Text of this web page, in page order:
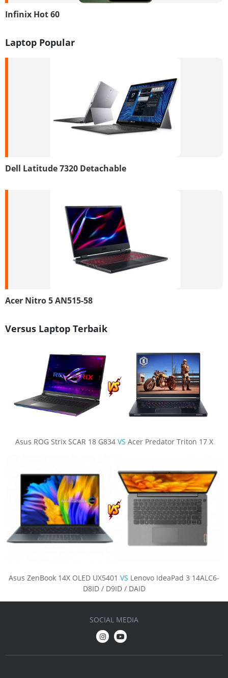
Infinix Hot 60
Laptop Popular
Dell Latitude 7320 Detachable
Acer Nitro 5 AN515-58
Versus Laptop Terbaik
Asus ROG Strix SCAR 18 G834 VS Acer Predator Triton 17 X
Asus ZenBook 14X OLED UX5401 VS Lenovo IdeaPad 3 14ALC6-
D8ID / D9ID / DAID
SOCIAL MEDIA